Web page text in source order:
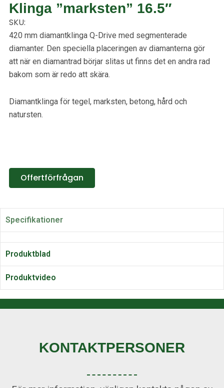
Klinga ”marksten” 16.5″
SKU:
420 mm diamantklinga Q-Drive med segmenterade
diamanter. Den speciella placeringen av diamanterna gör
att när en diamantrad börjar slitas ut finns det en andra rad
bakom som är redo att skära.
Diamantklinga för tegel, marksten, betong, hård och
natursten.
Offertförfrågan
Specifikationer
Produktblad
Produktvideo
KONTAKTPERSONER